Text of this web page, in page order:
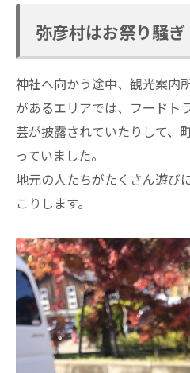
弥彦村はお祭り騒ぎ
神社へ向かう途中、観光案内
があるエリアでは、フードト
芸が披露されていたりして、
っていました。
地元の人たちがたくさん遊び
こりします。